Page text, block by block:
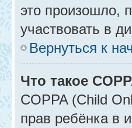
это произошло,
участвовать в
Вернуться к
Что такое
COPPA (Child
прав ребёнка в